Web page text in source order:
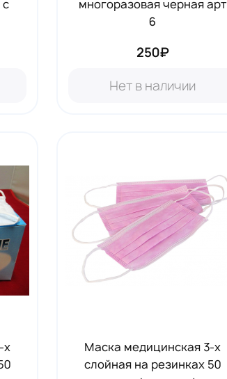
многоразовая черная арт
6
250₽
Нет в наличии
х
Маска медицинская 3-х
слойная на резинках 50